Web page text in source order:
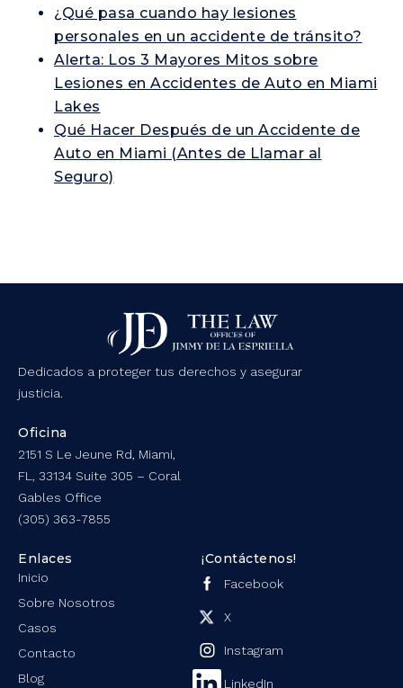
¿Qué pasa cuando hay lesiones
personales en un accidente de tránsito?
Alerta: Los 3 Mayores Mitos sobre
Lesiones en Accidentes de Auto en Miami
Lakes
Qué Hacer Después de un Accidente de
Auto en Miami (Antes de Llamar al
Seguro)
Dedicados a proteger tus derechos y asegurar
justicia.
Oficina
2151 S Le Jeune Rd, Miami,
FL, 33134 Suite 305 – Coral
Gables Office
(305) 363-7855
Enlaces
Inicio
Sobre Nosotros
Casos
Contacto
Blog
¡Contáctenos!
Facebook
X
Instagram
LinkedIn